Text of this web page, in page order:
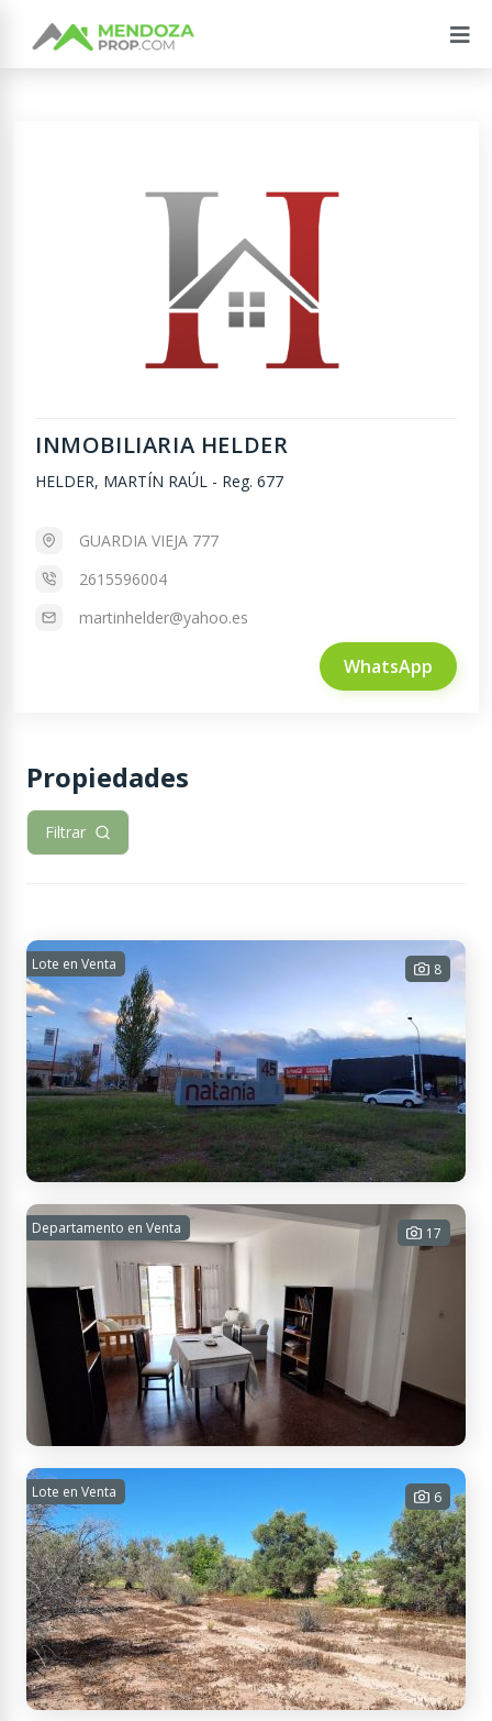
INMOBILIARIA HELDER
HELDER, MARTÍN RAÚL - Reg. 677
GUARDIA VIEJA 777
2615596004
martinhelder@yahoo.es
WhatsApp
Propiedades
Filtrar
Lote en Venta 8
Azcuénaga 1326, M5507 Luján de Cuyo, Mendoza, Argentina
Lote en venta Lujan de Cuyo
267 m² Tot.
USD 26.000 Contactar
Departamento en Venta 17
Sarmiento 298, M5502 Mendoza, Argentina
Departamento en Peatonal Mendoza - 4
Dormitorios - VENTA
4 habitaciones - 2 baños - 120 m²
Cub. - 120 m² Tot.
USD 116.000 Contactar
Lote en Venta 6